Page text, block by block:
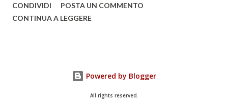
all'università. Una pagina del fratello maggiore di Google è
Google , il loro scopo di organizzare una quantità
apparentemente infinita di informazioni sul web. Una
CONDIVIDI
POSTA UN COMMENTO
CONTINUA A LEGGERE
Powered by Blogger
All rights reserved.